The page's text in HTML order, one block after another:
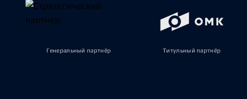
Генеральный партнёр Титульный партнёр